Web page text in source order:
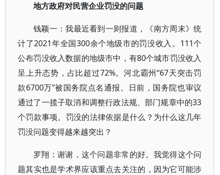
地方政府对民营企业罚没的问题
钱颖一：我最近看到一则报道，《南方周末》统
计了2021年全国300余个地级市的罚没收入。111个
公布罚没收入数据的地级市中，有80个城市罚没收入
呈上升态势，占比超过72%。河北霸州“67天突击罚
款6700万”被国务院点名通报。日前，国务院也审议
通过了一揽子取消和调整行政法规、部门规章中的33
个罚款事项。罚没的法律依据是什么？为什么这几年
罚没问题变得越来越突出？
罗翔：谢谢，这个问题非常的好。我觉得这个问
题其实也是学术界应该重点去关注的，因为它可能涉